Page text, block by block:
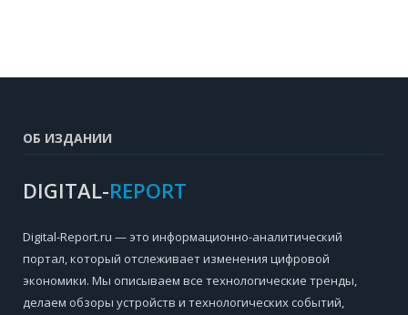
ОБ ИЗДАНИИ
DIGITAL-REPORT
Digital-Report.ru — это информационно-аналитический
портал, который отслеживает изменения цифровой
экономики. Мы описываем все технологические тренды,
делаем обзоры устройств и технологических событий,